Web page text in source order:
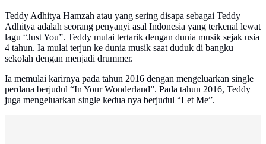
Teddy Adhitya Hamzah atau yang sering disapa sebagai Teddy
Adhitya adalah seorang penyanyi asal Indonesia yang terkenal lewat
lagu “Just You”. Teddy mulai tertarik dengan dunia musik sejak usia
4 tahun. Ia mulai terjun ke dunia musik saat duduk di bangku
sekolah dengan menjadi drummer.
Ia memulai karirnya pada tahun 2016 dengan mengeluarkan single
perdana berjudul “In Your Wonderland”. Pada tahun 2016, Teddy
juga mengeluarkan single kedua nya berjudul “Let Me”.